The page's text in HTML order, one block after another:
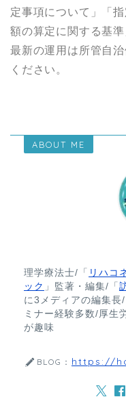
定事項について」「
額の算定に関する基
最新の運用は所管自
ください。
ABOUT ME
理学療法士/「 リハコ
ック 」監著・編集/「
に3メディアの編集長
ミナー経験多数/厚生
が趣味
BLOG： https://